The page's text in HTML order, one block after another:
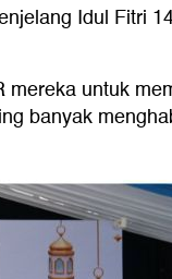
Idul Fitri
untuk
banyak